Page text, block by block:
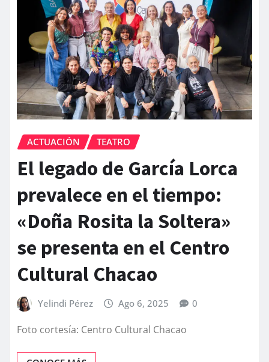
ACTUACIÓN TEATRO
El legado de García Lorca
prevalece en el tiempo:
«Doña Rosita la Soltera»
se presenta en el Centro
Cultural Chacao
Yelindi Pérez Ago 6, 2025 0
Foto cortesía: Centro Cultural Chacao